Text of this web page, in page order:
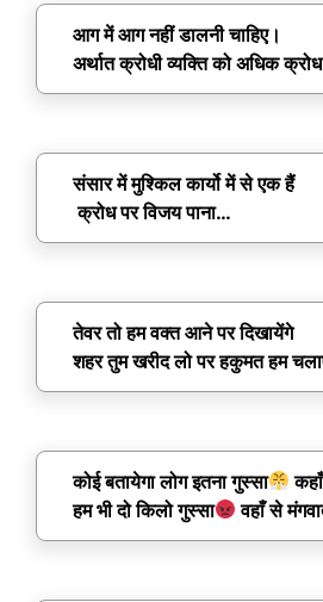
आग में आग नहीं डालनी चाहिए।
अर्थात क्रोधी व्यक्ति को अधिक क्रोध
संसार में मुश्किल कार्यो में से एक हैं
क्रोध पर विजय पाना…
तेवर तो हम वक्त आने पर दिखायेंगे
शहर तुम खरीद लो पर हकुमत हम
कोई बतायेगा लोग इतना गुस्सा
हम भी दो किलो गुस्सा
वहाँ से